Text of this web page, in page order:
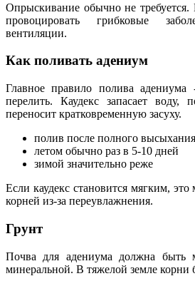
Опрыскивание обычно не
провоцировать грибковые
вентиляции.
Как поливать адениум
Главное правило полива
перелить. Каудекс запасает воду,
переносит кратковременную засуху.
полив после полного высыхания
летом обычно раз в 5-10 дней
зимой значительно реже
Если каудекс становится мягким,
корней из-за переувлажнения.
Грунт
Почва для адениума должна быть
минеральной. В тяжелой земле корни